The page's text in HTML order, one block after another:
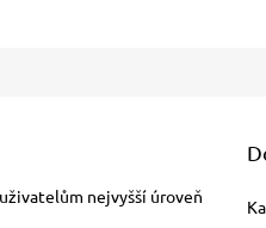
nejvyšší úroveň